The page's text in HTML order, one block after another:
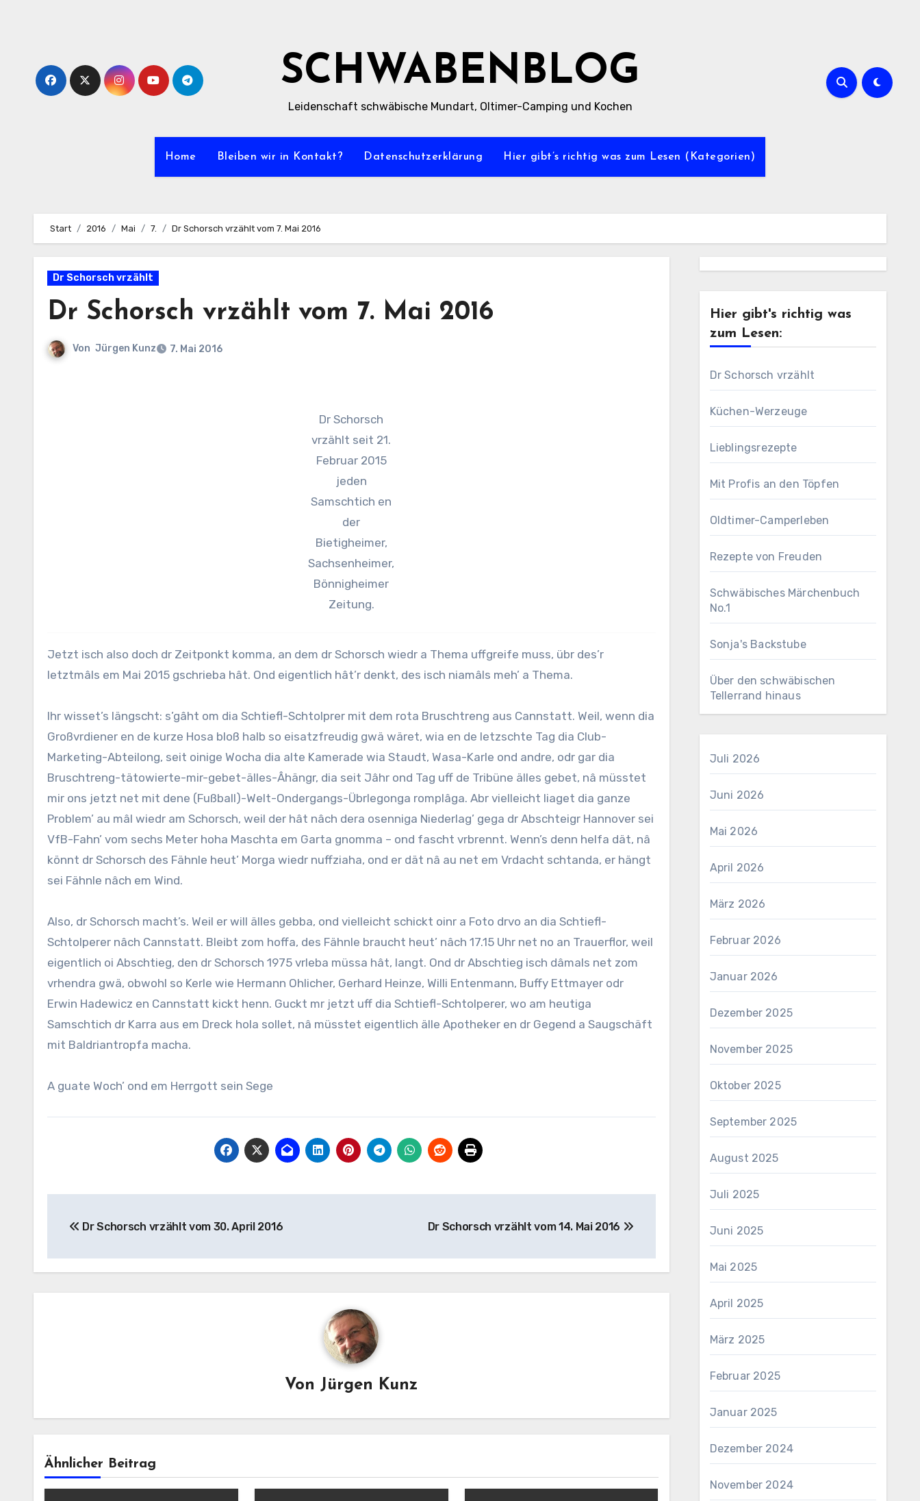
SCHWABENBLOG
Leidenschaft schwäbische Mundart, Oltimer-Camping und Kochen
Home Bleiben wir in Kontakt? Datenschutzerklärung Hier gibt’s richtig was zum Lesen (Kategorien)
Start 2016 Mai 7. Dr Schorsch vrzählt vom 7. Mai 2016
Dr Schorsch vrzählt
Dr Schorsch vrzählt vom 7. Mai 2016
Von Jürgen Kunz 7. Mai 2016
Dr Schorsch
vrzählt seit 21.
Februar 2015
jeden
Samschtich en
der
Bietigheimer,
Sachsenheimer,
Bönnigheimer
Zeitung.
Jetzt isch also doch dr Zeitponkt komma, an dem dr Schorsch wiedr a Thema uffgreife muss, übr des’r
letztmâls em Mai 2015 gschrieba hât. Ond eigentlich hât’r denkt, des isch niamâls meh’ a Thema.
Ihr wisset’s längscht: s’gâht om dia Schtiefl-Schtolprer mit dem rota Bruschtreng aus Cannstatt. Weil, wenn dia
Großvrdiener en de kurze Hosa bloß halb so eisatzfreudig gwä wäret, wia en de letzschte Tag dia Club-
Marketing-Abteilong, seit oinige Wocha dia alte Kamerade wia Staudt, Wasa-Karle ond andre, odr gar dia
Bruschtreng-tätowierte-mir-gebet-älles-Âhängr, dia seit Jâhr ond Tag uff de Tribüne älles gebet, nâ müsstet
mir ons jetzt net mit dene (Fußball)-Welt-Ondergangs-Übrlegonga romplâga. Abr vielleicht liaget dia ganze
Problem’ au mâl wiedr am Schorsch, weil der hât nâch dera osenniga Niederlag’ gega dr Abschteigr Hannover sei
VfB-Fahn’ vom sechs Meter hoha Maschta em Garta gnomma – ond fascht vrbrennt. Wenn’s denn helfa dät, nâ
könnt dr Schorsch des Fähnle heut’ Morga wiedr nuffziaha, ond er dät nâ au net em Vrdacht schtanda, er hängt
sei Fähnle nâch em Wind.
Also, dr Schorsch macht’s. Weil er will älles gebba, ond vielleicht schickt oinr a Foto drvo an dia Schtiefl-
Schtolperer nâch Cannstatt. Bleibt zom hoffa, des Fähnle braucht heut’ nâch 17.15 Uhr net no an Trauerflor, weil
eigentlich oi Abschtieg, den dr Schorsch 1975 vrleba müssa hât, langt. Ond dr Abschtieg isch dâmals net zom
vrhendra gwä, obwohl so Kerle wie Hermann Ohlicher, Gerhard Heinze, Willi Entenmann, Buffy Ettmayer odr
Erwin Hadewicz en Cannstatt kickt henn. Guckt mr jetzt uff dia Schtiefl-Schtolperer, wo am heutiga
Samschtich dr Karra aus em Dreck hola sollet, nâ müsstet eigentlich älle Apotheker en dr Gegend a Saugschäft
mit Baldriantropfa macha.
A guate Woch’ ond em Herrgott sein Sege
Dr Schorsch vrzählt vom 30. April 2016 Dr Schorsch vrzählt vom 14. Mai 2016
Von Jürgen Kunz
Ähnlicher Beitrag
Hier gibt's richtig was
zum Lesen:
Dr Schorsch vrzählt
Küchen-Werzeuge
Lieblingsrezepte
Mit Profis an den Töpfen
Oldtimer-Camperleben
Rezepte von Freuden
Schwäbisches Märchenbuch
No.1
Sonja's Backstube
Über den schwäbischen
Tellerrand hinaus
Juli 2026
Juni 2026
Mai 2026
April 2026
März 2026
Februar 2026
Januar 2026
Dezember 2025
November 2025
Oktober 2025
September 2025
August 2025
Juli 2025
Juni 2025
Mai 2025
April 2025
März 2025
Februar 2025
Januar 2025
Dezember 2024
November 2024